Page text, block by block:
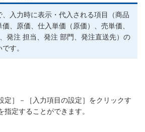
入力時に表示・代入される項目（商品
、原価、仕入単価（原価）、売単価、
発注 担当、発注 部門、発注直送先）の
す。
定］－［入力項目の設定］をクリックす
定することができます。